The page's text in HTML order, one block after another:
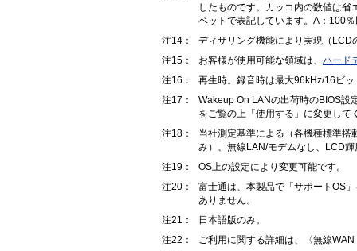
したものです。カッコ内の数値は
ベットで表記しています。A：100
注14：
ディザリング機能により実現（LCD
注15：
お客様が使用可能な領域は、 ハード
注16：
再生時。録音時は最大96kHz/16ビ
注17：
Wakeup On LANの出荷時のBIOS設
をご覧の上「使用する」に変更して
注18：
当社測定基準による（各機種標準
み）、無線LAN/モデムなし、LCD輝
注19：
OS上の設定により変更可能です。
注20：
富士通は、本製品で「サポートOS
ありません。
注21：
日本語版のみ。
注22：
ご利用に関する詳細は、〈無線